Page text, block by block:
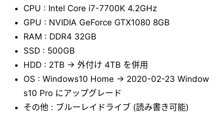
CPU : Intel Core i7-7700K 4.2GHz
GPU : NVIDIA GeForce GTX1080 8GB
RAM : DDR4 32GB
SSD : 500GB
HDD : 2TB → 外付け 4TB を併用
OS : Windows10 Home → 2020-02-23 Window
s10 Pro にアップグレード
その他 : ブルーレイドライブ (読み書き可能)